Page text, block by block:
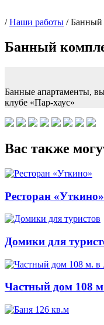
/Наши работы / Банный
Банный
Банные апартаменты,
клубе «Пар-хаус»
Вас также
Ресторан «Уткино»
Домики для
Частный дом 108